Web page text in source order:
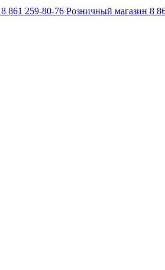
8 861 259-80-76 Розничный магазин 8